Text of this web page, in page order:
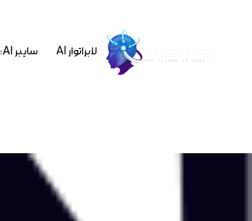
لابراتوار AI سایبر AI : ابزارها